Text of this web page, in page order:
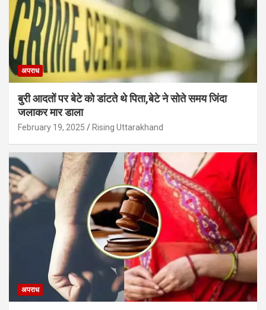
अपराध
बुरी आदतों पर बेटे को डांटते थे पिता,बेटे ने सोते समय जिंदा
जलाकर मार डाला
February 19, 2025 Rising Uttarakhand
अपराध